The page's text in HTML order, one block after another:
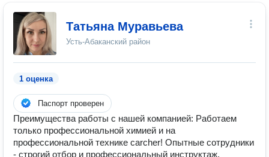
Татьяна Муравьева
Усть-Абаканский район
1 оценка
Паспорт проверен
Преимущества работы с нашей компанией: Работаем
только профессиональной химией и на
профессиональной технике carcher! Опытные сотрудники
- строгий отбор и профессиональный инструктаж.